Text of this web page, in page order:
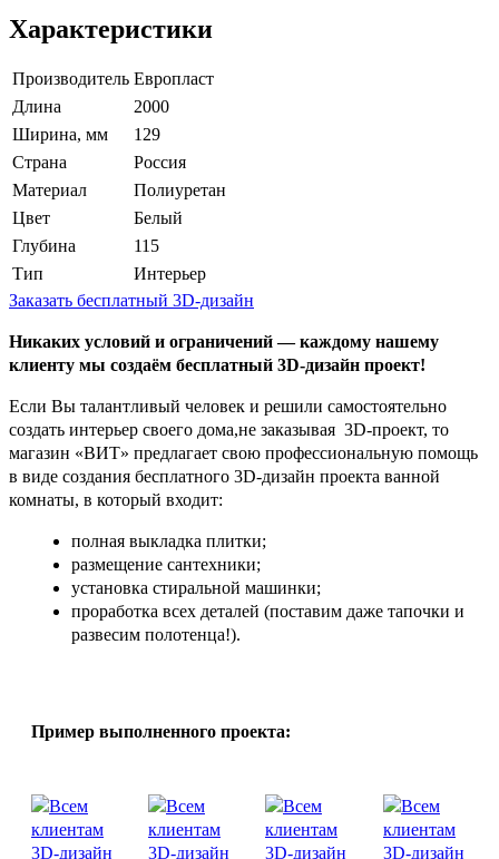
Характеристики
Производитель Европласт
Длина
2000
Ширина, мм
129
Страна
Россия
Материал
Полиуретан
Цвет
Белый
Глубина
115
Тип
Интерьер
Заказать бесплатный 3D-дизайн
Никаких условий и ограничений — каждому нашему
клиенту мы создаём бесплатный 3D-дизайн проект!
Если Вы талантливый человек и решили самостоятельно
создать интерьер своего дома,не заказывая 3D-проект, то
магазин «ВИТ» предлагает свою профессиональную помощь
в виде создания бесплатного 3D-дизайн проекта ванной
комнаты, в который входит:
полная выкладка плитки;
размещение сантехники;
установка стиральной машинки;
проработка всех деталей (поставим даже тапочки и
развесим полотенца!).
Пример выполненного проекта: